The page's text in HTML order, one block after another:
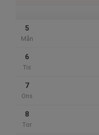
5
Mån
6
Tis
7
Ons
8
Tor